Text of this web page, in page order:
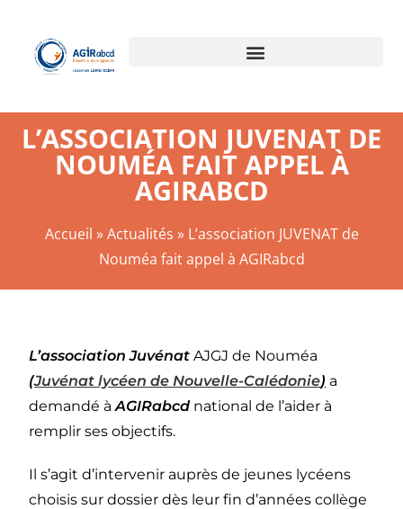
L’ASSOCIATION JUVENAT DE
NOUMÉA FAIT APPEL À
AGIRABCD
Accueil »Actualités » L’association JUVENAT de
Nouméa fait appel à AGIRabcd
L’association Juvénat AJGJ de Nouméa
(Juvénat lycéen de Nouvelle-Calédonie) a
demandé àAGIRabcd national de l’aider à
remplir ses objectifs.
Il s’agit d’intervenir auprès de jeunes lycéens
choisis sur dossier dès leur fin d’années collège